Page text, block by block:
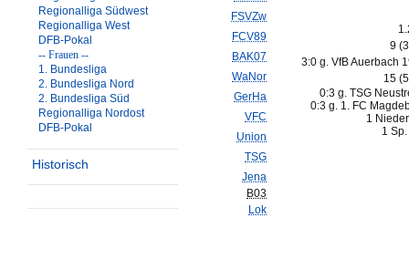
Regionalliga Südwest
Regionalliga West
DFB-Pokal
-- Frauen --
1. Bundesliga
2. Bundesliga Nord
2. Bundesliga Süd
Regionalliga Nordost
DFB-Pokal
Historisch
FSVZw
FCV89
BAK07
WaNor
GerHa
VFC
Union
TSG
Jena
B03
Lok
9
3:0 g. VfB Auerbach
15
0:3 g. TSG
0:3 g. 1. FC
1
1